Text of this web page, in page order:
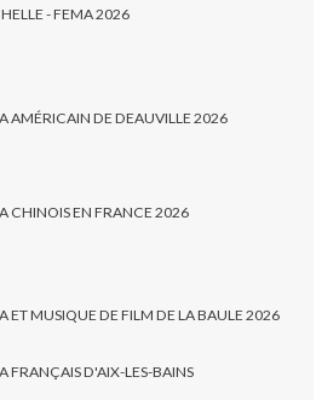
- FEMA 2026
AMÉRICAIN DE DEAUVILLE 2026
CHINOIS EN FRANCE 2026
ET MUSIQUE DE FILM DE LA BAULE 2026
FRANÇAIS D'AIX-LES-BAINS